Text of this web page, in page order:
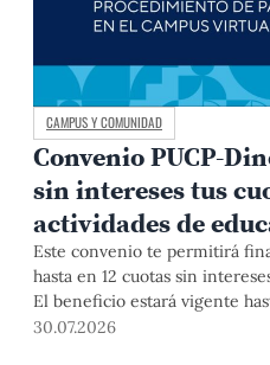
CAMPUS Y COMUNIDAD
Convenio PUCP-
sin intereses tus
actividades de
Este convenio te permitirá
hasta en 12 cuotas sin
El beneficio estará vigente
2026 para pregrado y
30.07.2026